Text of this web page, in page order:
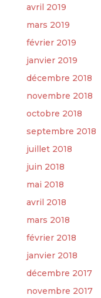
avril 2019
mars 2019
février 2019
janvier 2019
décembre 2018
novembre 2018
octobre 2018
septembre 2018
juillet 2018
juin 2018
mai 2018
avril 2018
mars 2018
février 2018
janvier 2018
décembre 2017
novembre 2017